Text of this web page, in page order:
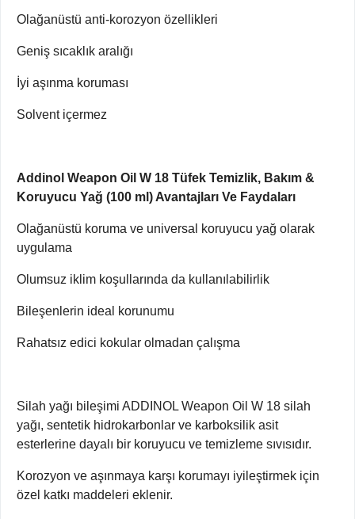
Olağanüstü anti-korozyon özellikleri
Geniş sıcaklık aralığı
İyi aşınma koruması
Solvent içermez
Addinol Weapon Oil W 18 Tüfek Temizlik, Bakım &
Koruyucu Yağ (100 ml) Avantajları Ve Faydaları
Olağanüstü koruma ve universal koruyucu yağ olarak
uygulama
Olumsuz iklim koşullarında da kullanılabilirlik
Bileşenlerin ideal korunumu
Rahatsız edici kokular olmadan çalışma
Silah yağı bileşimi ADDINOL Weapon Oil W 18 silah
yağı, sentetik hidrokarbonlar ve karboksilik asit
esterlerine dayalı bir koruyucu ve temizleme sıvısıdır.
Korozyon ve aşınmaya karşı korumayı iyileştirmek için
özel katkı maddeleri eklenir.